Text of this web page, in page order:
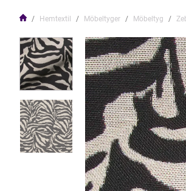
Hemtextil Möbeltyger Möbeltyg